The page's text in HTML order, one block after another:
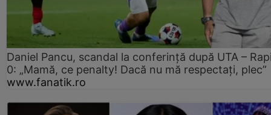
Daniel Pancu, scandal la conferință după UTA –
0: „Mamă, ce penalty! Dacă nu mă respectați, plec”
www.fanatik.ro